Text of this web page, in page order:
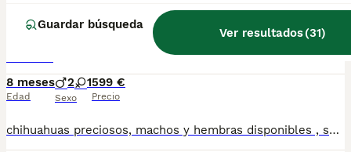
Guardar búsqueda
Ver resultados(31)
8 meses
Edad
2 1
Sexo
599 €
Precio
chihuahuas preciosos, machos y hembras disponibles , se entregan con todo al dia respecto a documentación y condiciones sanitarias , tanto así que hacemos entregas totalmente personalizadas y sin un euro por adelantado , obtenerse personas no aptas para tener perros , solo personas responsables. hacemos entregas a toda ESPAÑA . mas info 610864702